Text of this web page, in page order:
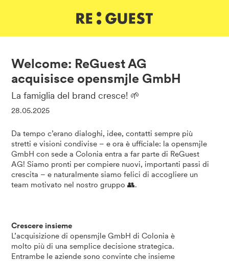
Welcome: ReGuest AG
acquisisce opensmjle GmbH
La famiglia del brand cresce! 🌱
28.05.2025
Da tempo c’erano dialoghi, idee, contatti sempre più
stretti e visioni condivise – e ora è ufficiale: la opensmjle
GmbH con sede a Colonia entra a far parte di ReGuest
AG! Siamo pronti per compiere nuovi, importanti passi di
crescita – e naturalmente siamo felici di accogliere un
team motivato nel nostro gruppo 👥.
Crescere insieme
L’acquisizione di opensmjle GmbH di Colonia è
molto più di una semplice decisione strategica.
Entrambe le aziende sono convinte che insieme